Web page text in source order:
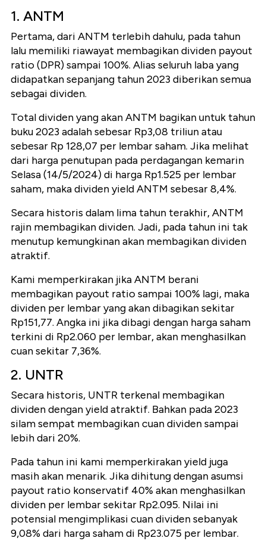
1. ANTM
Pertama, dari ANTM terlebih dahulu, pada tahun
lalu memiliki riawayat membagikan dividen payout
ratio (DPR) sampai 100%. Alias seluruh laba yang
didapatkan sepanjang tahun 2023 diberikan semua
sebagai dividen.
Total dividen yang akan ANTM bagikan untuk tahun
buku 2023 adalah sebesar Rp3,08 triliun atau
sebesar Rp 128,07 per lembar saham. Jika melihat
dari harga penutupan pada perdagangan kemarin
Selasa (14/5/2024) di harga Rp1.525 per lembar
saham, maka dividen yield ANTM sebesar 8,4%.
Secara historis dalam lima tahun terakhir, ANTM
rajin membagikan dividen. Jadi, pada tahun ini tak
menutup kemungkinan akan membagikan dividen
atraktif.
Kami memperkirakan jika ANTM berani
membagikan payout ratio sampai 100% lagi, maka
dividen per lembar yang akan dibagikan sekitar
Rp151,77. Angka ini jika dibagi dengan harga saham
terkini di Rp2.060 per lembar, akan menghasilkan
cuan sekitar 7,36%.
2. UNTR
Secara historis, UNTR terkenal membagikan
dividen dengan yield atraktif. Bahkan pada 2023
silam sempat membagikan cuan dividen sampai
lebih dari 20%.
Pada tahun ini kami memperkirakan yield juga
masih akan menarik. Jika dihitung dengan asumsi
payout ratio konservatif 40% akan menghasilkan
dividen per lembar sekitar Rp2.095. Nilai ini
potensial mengimplikasi cuan dividen sebanyak
9,08% dari harga saham di Rp23.075 per lembar.